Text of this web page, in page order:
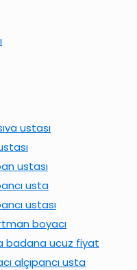
ustası
ustası
usta
ustası
boyacı
badana ucuz fiyat
alçıpancı usta